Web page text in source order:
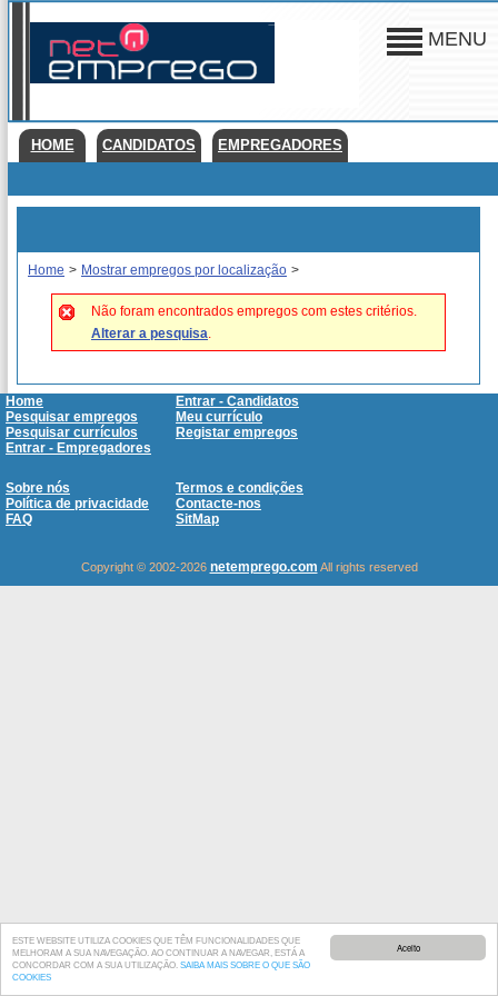
Aceito
ESTE WEBSITE UTILIZA COOKIES QUE TÊM FUNCIONALIDADES QUE
MELHORAM A SUA NAVEGAÇÃO. AO CONTINUAR A NAVEGAR, ESTÁ A
CONCORDAR COM A SUA UTILIZAÇÃO. SAIBA MAIS SOBRE O QUE SÃO
COOKIES
MENU
HOME CANDIDATOS EMPREGADORES
Home > Mostrar empregos por localização >
Não foram encontrados empregos com estes critérios.
Alterar a pesquisa.
Home
Entrar - Candidatos
Pesquisar empregos
Meu currículo
Pesquisar currículos
Registar empregos
Entrar - Empregadores
Sobre nós
Termos e condições
Política de privacidade
Contacte-nos
FAQ
SitMap
Copyright © 2002-2026 netemprego.com All rights reserved